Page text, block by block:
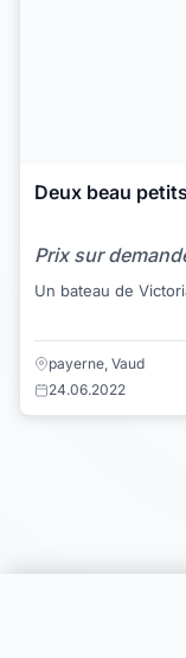
Deux beau
Prix sur
Un bateau de
payerne, Vaud
24.06.2022